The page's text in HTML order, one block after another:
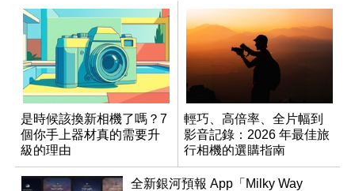
是時候該換新相機了嗎？7
個你手上器材真的需要升
級的理由
輕巧、高倍率、全片幅到
影音記錄：2026 年最佳旅
行相機的選購指南
全新銀河預報 App「Milky Way